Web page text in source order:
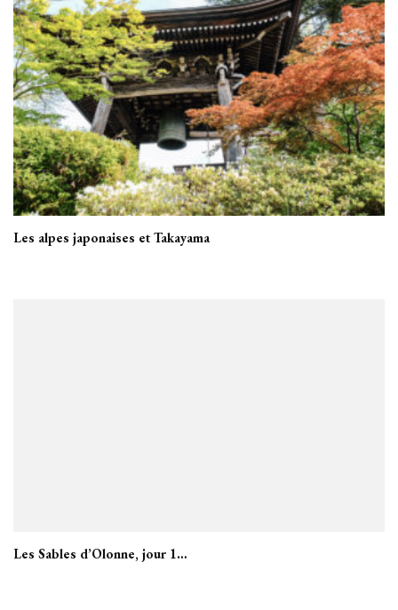
Les alpes japonaises et Takayama
Les Sables d’Olonne, jour 1…